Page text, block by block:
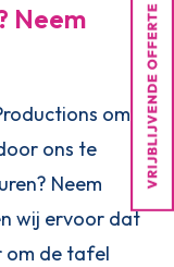
Neem
om
ons te
Neem
wij ervoor dat
om de tafel